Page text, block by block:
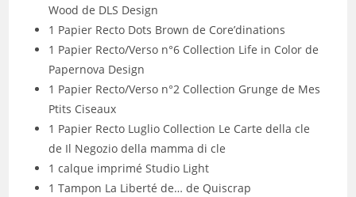
Wood de DLS Design
1 Papier Recto Dots Brown de Core’dinations
1 Papier Recto/Verso n°6 Collection Life in Color de
Papernova Design
1 Papier Recto/Verso n°2 Collection Grunge de Mes
Ptits Ciseaux
1 Papier Recto Luglio Collection Le Carte della cle
de Il Negozio della mamma di cle
1 calque imprimé Studio Light
1 Tampon La Liberté de… de Quiscrap